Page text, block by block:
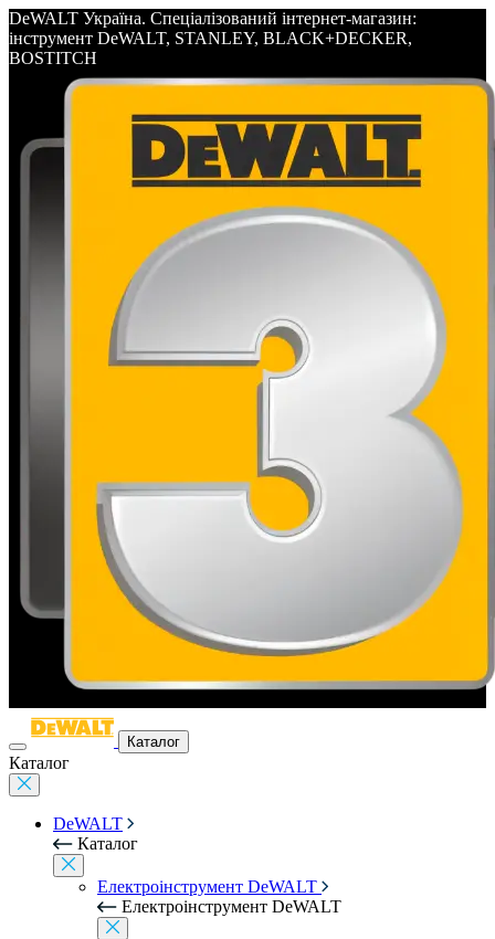
DeWALT Україна. Спеціалізований інтернет-магазин:
інструмент DeWALT, STANLEY, BLACK+DECKER,
BOSTITCH
Каталог
Каталог
DeWALT
Каталог
Електроінструмент DeWALT
Електроінструмент DeWALT